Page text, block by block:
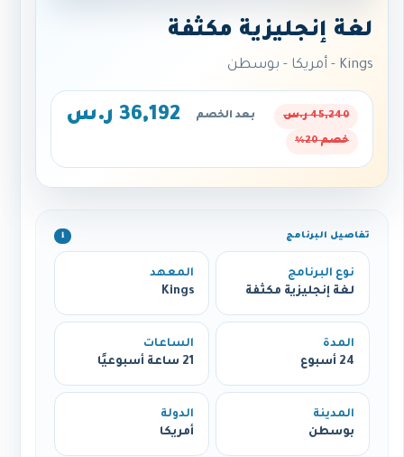
لغة إنجليزية مكثفة
Kings - أمريكا - بوسطن
45,240 ر.س بعد الخصم 36,192 ر.س
خصم 20%
تفاصيل البرنامج ℹ️
نوع البرنامج
لغة إنجليزية مكثفة
المعهد
Kings
المدة
24 أسبوع
الساعات
21 ساعة أسبوعيًا
المدينة
بوسطن
الدولة
أمريكا